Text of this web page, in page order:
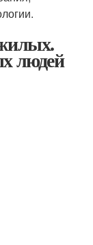
людей